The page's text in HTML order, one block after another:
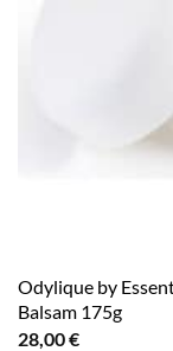
Odylique by
Balsam 175g
28,00€